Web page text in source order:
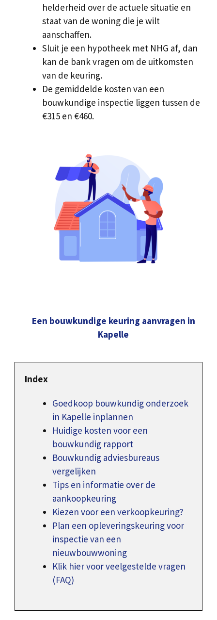
helderheid over de actuele situatie en
staat van de woning die je wilt
aanschaffen.
Sluit je een hypotheek met NHG af, dan
kan de bank vragen om de uitkomsten
van de keuring.
De gemiddelde kosten van een
bouwkundige inspectie liggen tussen de
€315 en €460.
Een bouwkundige keuring aanvragen in
Kapelle
Index
Goedkoop bouwkundig onderzoek
in Kapelle inplannen
Huidige kosten voor een
bouwkundig rapport
Bouwkundig adviesbureaus
vergelijken
Tips en informatie over de
aankoopkeuring
Kiezen voor een verkoopkeuring?
Plan een opleveringskeuring voor
inspectie van een
nieuwbouwwoning
Klik hier voor veelgestelde vragen
(FAQ)